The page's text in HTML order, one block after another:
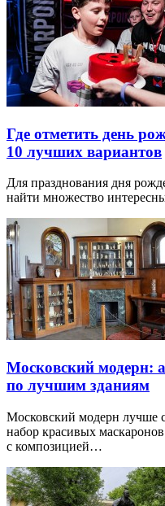
Где отметить день
10 лучших вариантов
Для празднования дня
найти множество
Московский модерн:
по лучшим зданиям
Московский модерн лучше
набор красивых
с композицией…